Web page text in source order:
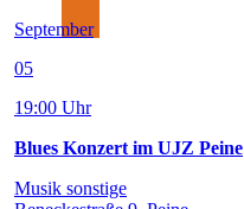
September
05
19:00 Uhr
Blues Konzert im UJZ Peine
Musik sonstige